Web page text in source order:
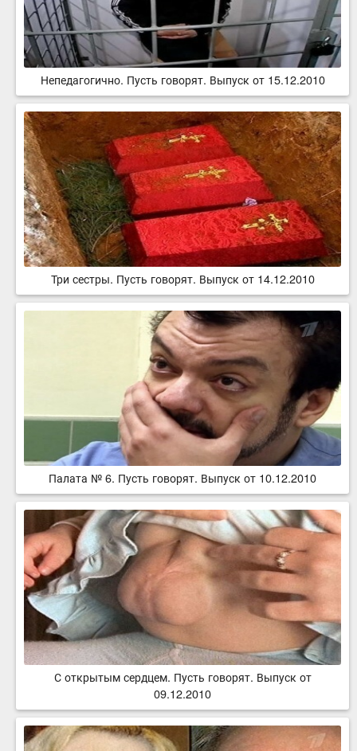
Непедагогично. Пусть говорят. Выпуск от 15.12.2010
Три сестры. Пусть говорят. Выпуск от 14.12.2010
Палата № 6. Пусть говорят. Выпуск от 10.12.2010
С открытым сердцем. Пусть говорят. Выпуск от
09.12.2010